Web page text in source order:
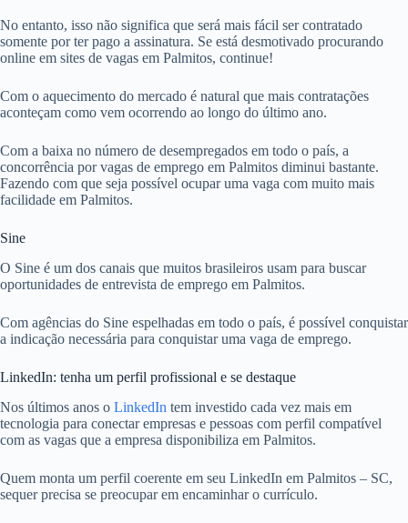
No entanto, isso não significa que será mais fácil ser contratado
somente por ter pago a assinatura. Se está desmotivado procurando
online em sites de vagas em Palmitos, continue!
Com o aquecimento do mercado é natural que mais contratações
aconteçam como vem ocorrendo ao longo do último ano.
Com a baixa no número de desempregados em todo o país, a
concorrência por vagas de emprego em Palmitos diminui bastante.
Fazendo com que seja possível ocupar uma vaga com muito mais
facilidade em Palmitos.
Sine
O Sine é um dos canais que muitos brasileiros usam para buscar
oportunidades de entrevista de emprego em Palmitos.
Com agências do Sine espelhadas em todo o país, é possível conquistar
a indicação necessária para conquistar uma vaga de emprego.
LinkedIn: tenha um perfil profissional e se destaque
Nos últimos anos o LinkedIn tem investido cada vez mais em
tecnologia para conectar empresas e pessoas com perfil compatível
com as vagas que a empresa disponibiliza em Palmitos.
Quem monta um perfil coerente em seu LinkedIn em Palmitos – SC,
sequer precisa se preocupar em encaminhar o currículo.